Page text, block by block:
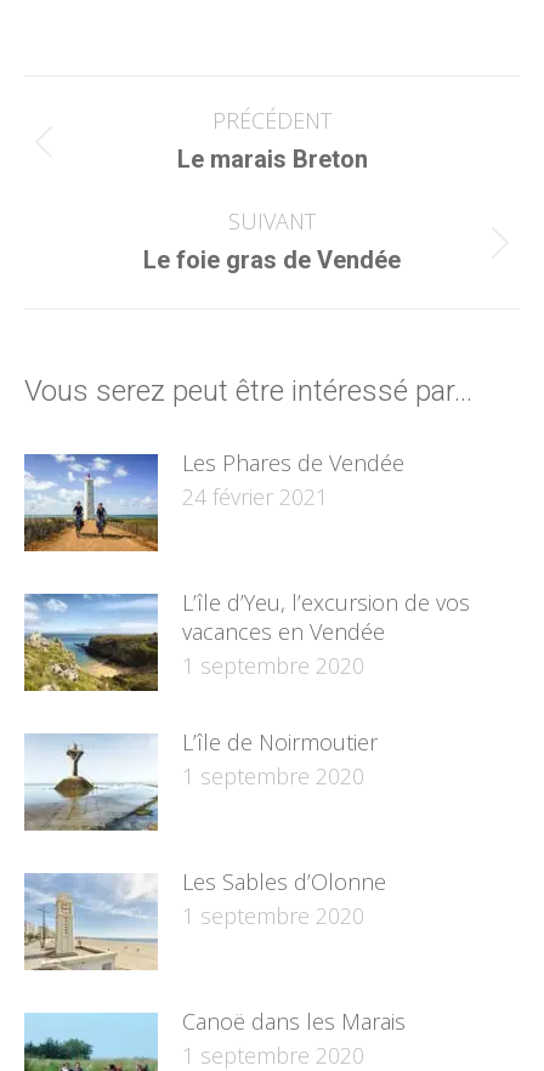
PRÉCÉDENT
Article
:
Le marais Breton
SUIVANT
Article
Le foie gras de Vendée
Vous serez peut être intéressé par...
Les Phares de Vendée
24 février 2021
L’île d’Yeu, l’excursion de vos
vacances en Vendée
1 septembre 2020
L’île de Noirmoutier
1 septembre 2020
Les Sables d’Olonne
1 septembre 2020
Canoë dans les Marais
1 septembre 2020